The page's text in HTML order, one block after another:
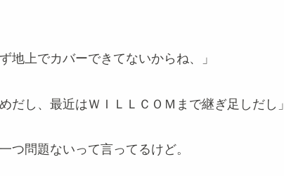
地上でカバーできてないからね、」
だし、最近はＷＩＬＬＣＯＭまで継ぎ足しだし」
つ問題ないって言ってるけど。